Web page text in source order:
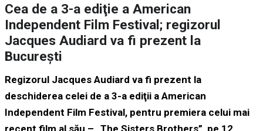
Cea de a 3-a ediţie a American
Independent Film Festival; regizorul
Jacques Audiard va fi prezent la
Bucureşti
Regizorul Jacques Audiard va fi prezent la
deschiderea celei de a 3-a ediţii a American
Independent Film Festival, pentru premiera celui mai